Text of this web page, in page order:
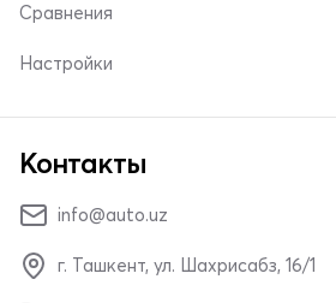
Сравнения
Настройки
Контакты
info@auto.uz
г. Ташкент, ул. Шахрисабз, 16/1